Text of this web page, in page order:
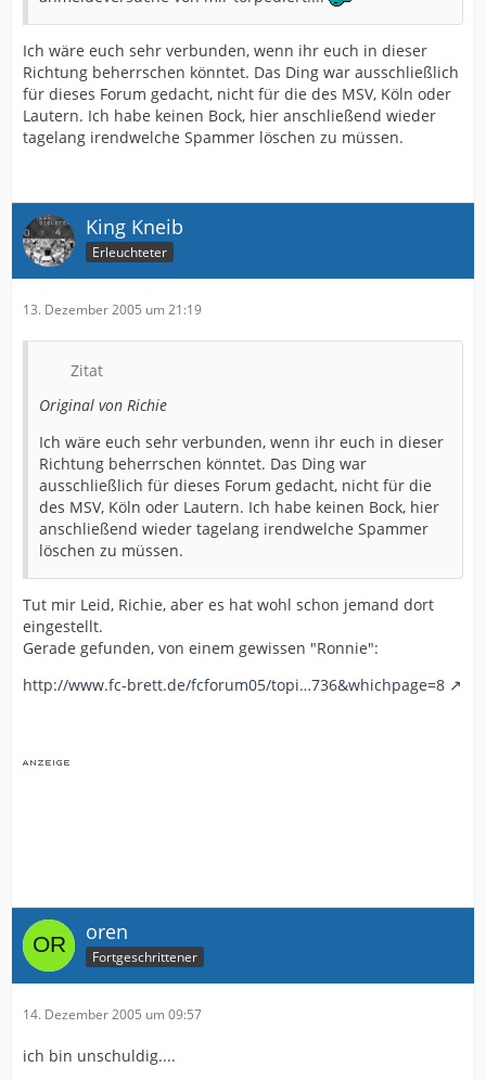
Ich wäre euch sehr verbunden, wenn ihr euch in dieser
Richtung beherrschen könntet. Das Ding war ausschließlich
für dieses Forum gedacht, nicht für die des MSV, Köln oder
Lautern. Ich habe keinen Bock, hier anschließend wieder
tagelang irendwelche Spammer löschen zu müssen.
King Kneib
Erleuchteter
13. Dezember 2005 um 21:19
Zitat
Original von Richie
Ich wäre euch sehr verbunden, wenn ihr euch in dieser
Richtung beherrschen könntet. Das Ding war
ausschließlich für dieses Forum gedacht, nicht für die
des MSV, Köln oder Lautern. Ich habe keinen Bock, hier
anschließend wieder tagelang irendwelche Spammer
löschen zu müssen.
Tut mir Leid, Richie, aber es hat wohl schon jemand dort
eingestellt.
Gerade gefunden, von einem gewissen "Ronnie":
http://www.fc-brett.de/fcforum05/topi…736&whichpage=8
oren
Fortgeschrittener
14. Dezember 2005 um 09:57
ich bin unschuldig....